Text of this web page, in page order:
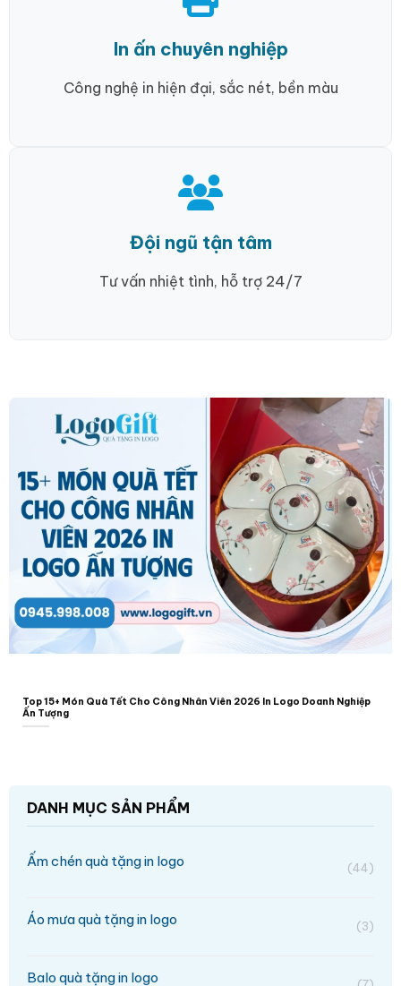
In ấn chuyên nghiệp
Công nghệ in hiện đại, sắc nét, bền màu
Đội ngũ tận tâm
Tư vấn nhiệt tình, hỗ trợ 24/7
Top 15+ Món Quà Tết Cho Công Nhân Viên 2026 In Logo Doanh Nghiệp
Ấn Tượng
DANH MỤC SẢN PHẨM
Ấm chén quà tặng in logo (44)
Áo mưa quà tặng in logo (3)
Balo quà tặng in logo